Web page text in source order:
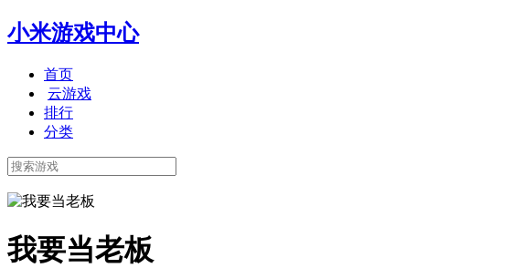
小米游戏中心
首页
云游戏
排行
分类
我要当老板